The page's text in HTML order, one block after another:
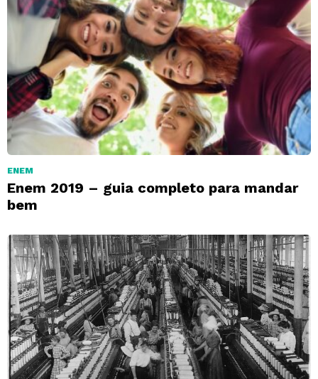
ENEM
Enem 2019 – guia completo para mandar
bem